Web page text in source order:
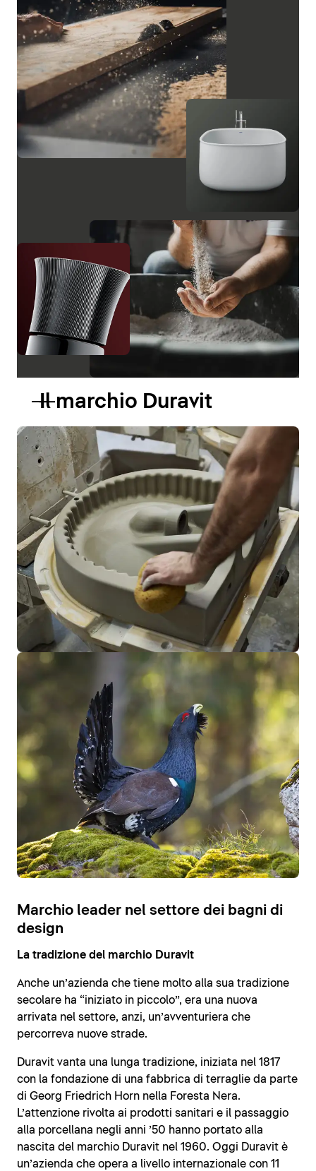
Il marchio Duravit
Marchio leader nel settore dei bagni di
design
La tradizione del marchio Duravit
Anche un’azienda che tiene molto alla sua tradizione
secolare ha “iniziato in piccolo”, era una nuova
arrivata nel settore, anzi, un’avventuriera che
percorreva nuove strade.
Duravit vanta una lunga tradizione, iniziata nel 1817
con la fondazione di una fabbrica di terraglie da parte
di Georg Friedrich Horn nella Foresta Nera.
L’attenzione rivolta ai prodotti sanitari e il passaggio
alla porcellana negli anni ’50 hanno portato alla
nascita del marchio Duravit nel 1960. Oggi Duravit è
un’azienda che opera a livello internazionale con 11